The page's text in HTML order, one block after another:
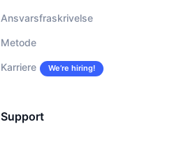
Ansvarsfraskrivelse
Metode
Karriere We’re hiring!
Support